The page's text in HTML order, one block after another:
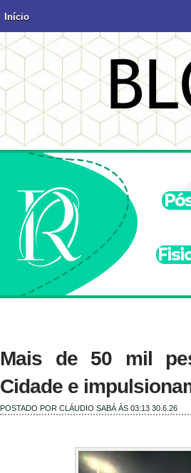
Início
Mais de 50 mil
Cidade e
POSTADO POR CLÁUDIO SABÁ ÀS 03:13 30.6.26